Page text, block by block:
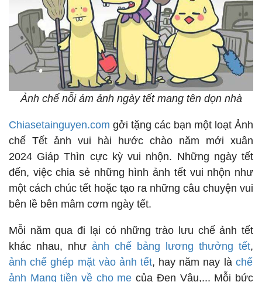
Ảnh chế nỗi ám ảnh ngày tết mang tên dọn nhà
Chiasetainguyen.com gởi tặng các bạn một loạt Ảnh
chế Tết ảnh vui hài hước chào năm mới xuân
2024 Giáp Thìn cực kỳ vui nhộn. Những ngày tết
đến, việc chia sẻ những hình ảnh tết vui nhộn như
một cách chúc tết hoặc tạo ra những câu chuyện vui
bên lề bên mâm cơm ngày tết.
Mỗi năm qua đi lại có những trào lưu chế ảnh tết
khác nhau, như ảnh chế bảng lương thưởng tết,
ảnh chế ghép mặt vào ảnh tết, hay năm nay là chế
ảnh Mang tiền về cho mẹ của Đen Vâu,... Mỗi bức